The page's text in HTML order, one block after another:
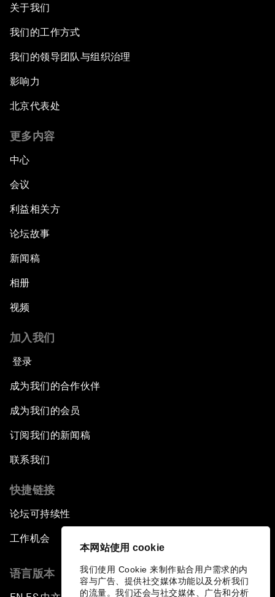
本网站使用 cookie
我们使用 Cookie 来制作贴合用户需求的内
容与广告、提供社交媒体功能以及分析我们
的流量。我们还会与社交媒体、广告和分析
关于我们
我们的工作方式
我们的领导团队与组织治理
影响力
北京代表处
更多内容
中心
会议
利益相关方
论坛故事
新闻稿
相册
视频
加入我们
登录
成为我们的合作伙伴
成为我们的会员
订阅我们的新闻稿
联系我们
快捷链接
论坛可持续性
工作机会
语言版本